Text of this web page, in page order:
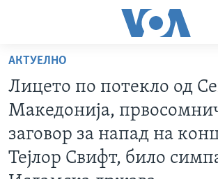
пристапност
Премини
на
главната
содржина
Премини
до
РУБРИКИ
МАКЕДОНИЈА
ДОКУМЕНТАРЦИ
АРХИВИРАНА ПРОГРАМА
АКТУЕЛНО
Лицето по потекло од
Македонија,
заговор за напад на
Тејлор Свифт, било